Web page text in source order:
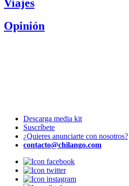
Viajes
Opinión
Descarga media kit
Suscríbete
¿Quieres anunciarte con nosotros?
contacto@chilango.com